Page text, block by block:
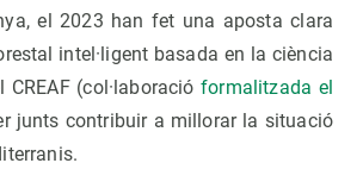
el 2023 han fet una aposta clara
intel·ligent basada en la ciència
CREAF (col·laboracióformalitzada el
junts contribuir a millorar la situació